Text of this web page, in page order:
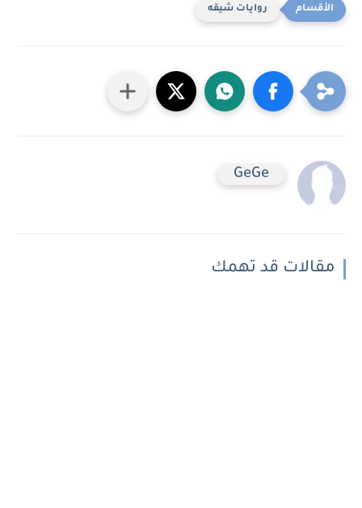
روايات شيقه
GeGe
مقالات قد تهمك